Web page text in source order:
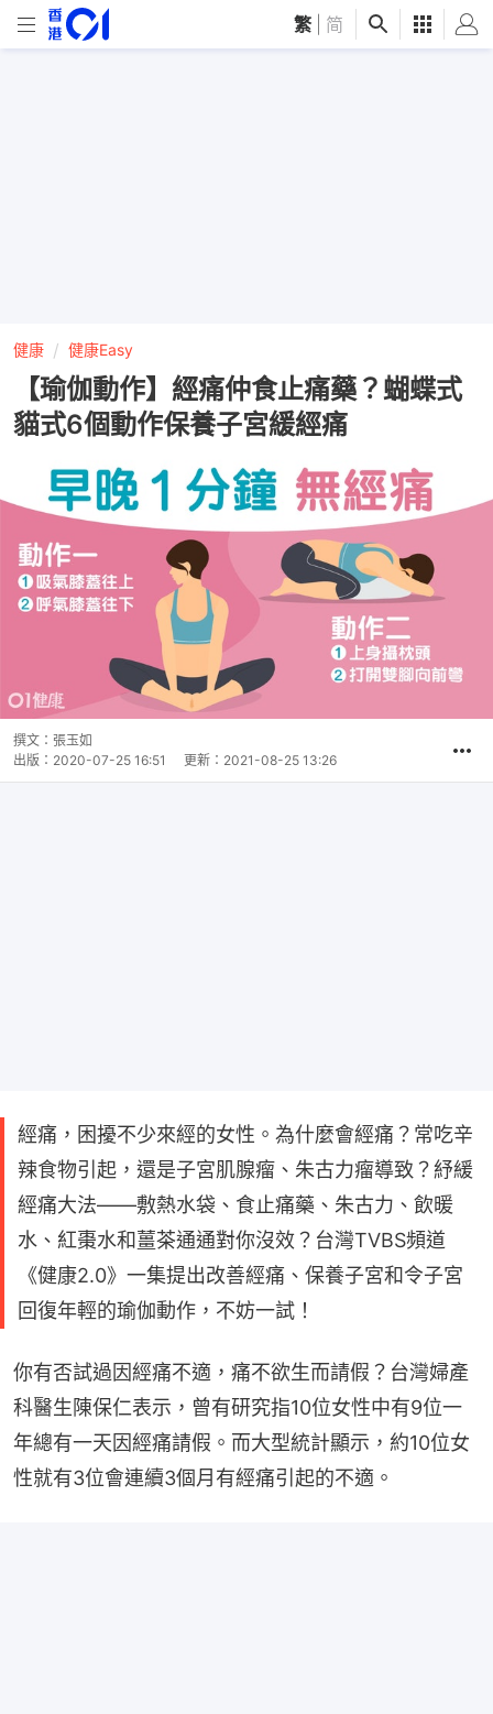
繁 简
健康 健康Easy
【瑜伽動作】經痛仲食止痛藥？蝴蝶式
貓式6個動作保養子宮緩經痛
撰文： 張玉如
出版： 2020-07-25 16:51 更新： 2021-08-25 13:26
經痛，困擾不少來經的女性。為什麼會經痛？常吃辛
辣食物引起，還是子宮肌腺瘤、朱古力瘤導致？紓緩
經痛大法——敷熱水袋、食止痛藥、朱古力、飲暖
水、紅棗水和薑茶通通對你沒效？台灣TVBS頻道
《健康2.0》一集提出改善經痛、保養子宮和令子宮
回復年輕的瑜伽動作，不妨一試！
你有否試過因經痛不適，痛不欲生而請假？台灣婦產
科醫生陳保仁表示，曾有研究指10位女性中有9位一
年總有一天因經痛請假。而大型統計顯示，約10位女
性就有3位會連續3個月有經痛引起的不適。